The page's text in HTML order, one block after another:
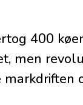
400
men